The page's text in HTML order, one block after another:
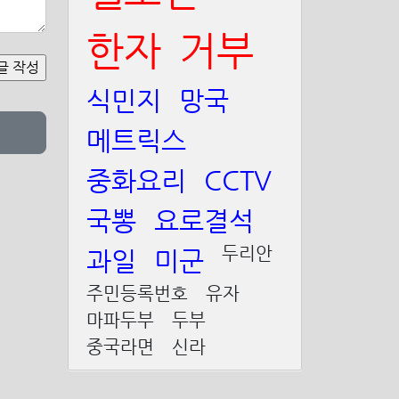
한자 거부
식민지
망국
메트릭스
중화요리
CCTV
국뽕
요로결석
과일
미군
두리안
주민등록번호
유자
마파두부
두부
중국라면
신라